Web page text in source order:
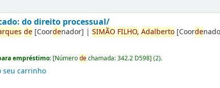
do direito processual/
de [Coordenador] |SIMÃO FILHO, Adalberto [Coorde
empréstimo: [Númerodechamada:342.2 D598](2).
seu carrinho